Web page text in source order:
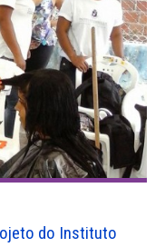
do Instituto